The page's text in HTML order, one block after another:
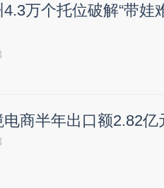
万个托位破解“带娃
电商半年出口额2.82